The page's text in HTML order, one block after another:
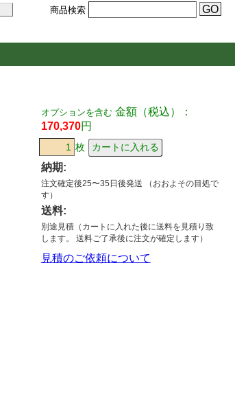
オプションを含む 金額（税込）：
170,370円
枚
納期:
注文確定後25〜35日後発送 （おおよその目処で
す）
送料:
別途見積（カートに入れた後に送料を見積り致
します。 送料ご了承後に注文が確定します）
見積のご依頼について
商品検索